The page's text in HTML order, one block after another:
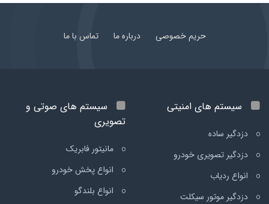
حریم خصوصی درباره ما تماس با ما
سیستم های امنیتی
دزدگیر ساده
دزدگیر تصویری خودرو
انواع ردیاب
دزدگیر موتور سیکلت
سیستم های صوتی و
تصویری
مانیتور فابریک
انواع پخش خودرو
انواع بلندگو